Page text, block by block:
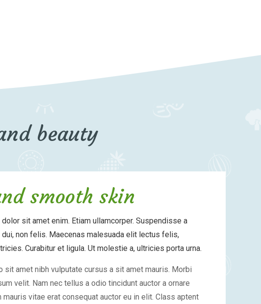
beauty
smooth skin
dolor sit amet enim. Etiam ullamcorper. Suspendisse a
non felis. Maecenas malesuada elit lectus felis,
Curabitur et ligula. Ut molestie a, ultricies porta urna.
sit amet nibh vulputate cursus a sit amet mauris. Morbi
velit. Nam nec tellus a odio tincidunt auctor a ornare
mauris vitae erat consequat auctor eu in elit. Class aptent